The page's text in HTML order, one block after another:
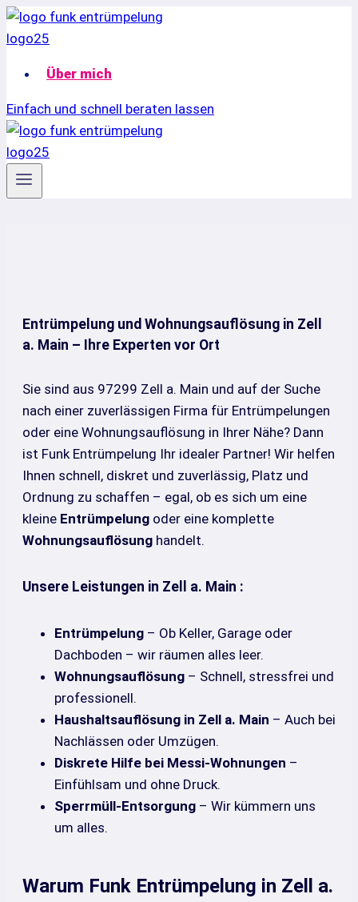
Zum
Inhalt
Über mich
Einfach und schnell beraten lassen
Entrümpelung und Wohnungsauflösung in Zell
a. Main – Ihre Experten vor Ort
Sie sind aus 97299 Zell a. Main und auf der Suche
nach einer zuverlässigen Firma für Entrümpelungen
oder eine Wohnungsauflösung in Ihrer Nähe? Dann
ist Funk Entrümpelung Ihr idealer Partner! Wir helfen
Ihnen schnell, diskret und zuverlässig, Platz und
Ordnung zu schaffen – egal, ob es sich um eine
kleine Entrümpelung oder eine komplette
Wohnungsauflösung handelt.
Unsere Leistungen in Zell a. Main :
Entrümpelung – Ob Keller, Garage oder
Dachboden – wir räumen alles leer.
Wohnungsauflösung – Schnell, stressfrei und
professionell.
Haushaltsauflösung in Zell a. Main – Auch bei
Nachlässen oder Umzügen.
Diskrete Hilfe bei Messi-Wohnungen –
Einfühlsam und ohne Druck.
Sperrmüll-Entsorgung – Wir kümmern uns
um alles.
Warum Funk Entrümpelung in Zell a.